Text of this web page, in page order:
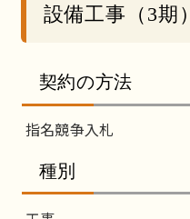
設備工事（3期）
契約の方法
指名競争入札
種別